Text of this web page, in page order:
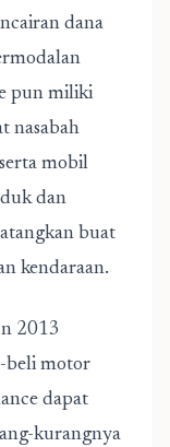
dana
pun miliki
nasabah
mobil
dan
buat
kendaraan.
2013
beli motor
dapat
kurangnya